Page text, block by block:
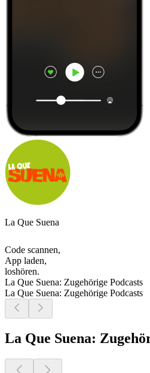
La Que Suena
Code scannen,
App laden,
loshören.
La Que Suena: Zugehörige Podcasts
La Que Suena: Zugehörige Podcasts
La Que Suena: